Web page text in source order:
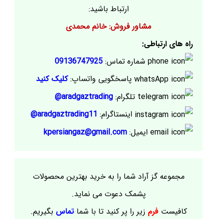
ارتباط باشید:
مشاور فروش: خانم محمدی
راه های ارتباطی:
شماره تماس: 09136747925
پاسخگویی واتساپ:کلیک کنید
تلگرام: aradgaztrading@
اینستاگرام: aradgaztrading11@
ایمیل: kpersiangaz@gmail.com
مجموعه گز آراد شما را به خرید بهترین محصولات
پشمک دعوت می نماید.
کافیستفرم زیر را پر کنید تا با شماتماس بگیریم.